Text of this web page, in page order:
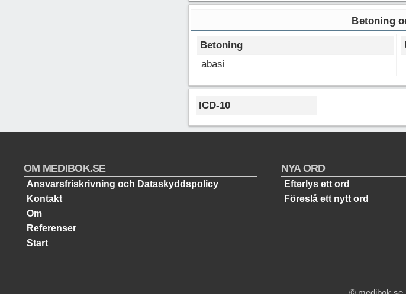
Betoning
Betoning
abasị
ICD-10
OM MEDIBOK.SE
Ansvarsfriskrivning och Dataskyddspolicy
Kontakt
Om
Referenser
Start
NYA ORD
Efterlys ett ord
Föreslå ett nytt ord